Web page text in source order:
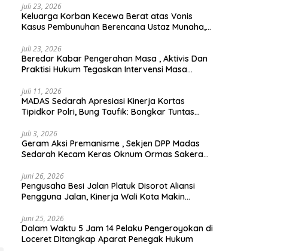
Juli 23, 2026
Keluarga Korban Kecewa Berat atas Vonis
Kasus Pembunuhan Berencana Ustaz Munaha,
Juli 23, 2026
Beredar Kabar Pengerahan Masa , Aktivis Dan
Praktisi Hukum Tegaskan Intervensi Masa
Juli 11, 2026
MADAS Sedarah Apresiasi Kinerja Kortas
Tipidkor Polri, Bung Taufik: Bongkar Tuntas
akarnya
Juli 3, 2026
Geram Aksi Premanisme , Sekjen DPP Madas
Sedarah Kecam Keras Oknum Ormas Sakera
Juni 26, 2026
Pengusaha Besi Jalan Platuk Disorot Aliansi
Pengguna Jalan, Kinerja Wali Kota Makin
Juni 25, 2026
Dalam Waktu 5 Jam 14 Pelaku Pengeroyokan di
Loceret Ditangkap Aparat Penegak Hukum